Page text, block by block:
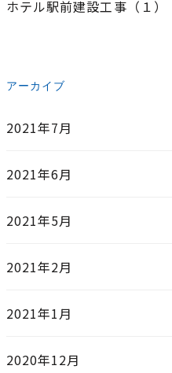
ホテル駅前建設工事（１）
アーカイブ
2021年7月
2021年6月
2021年5月
2021年2月
2021年1月
2020年12月